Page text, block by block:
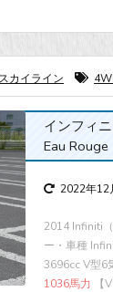
カイライン
インフィ
Eau Rouge
2022年12
2014 Infiniti
ー・車種
3696cc V型6
1036馬力 【